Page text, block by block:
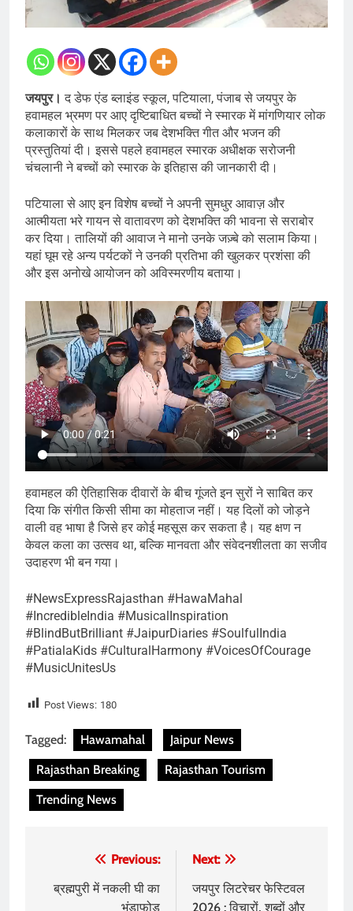
जयपुर।द डेफ एंड ब्लाइंड स्कूल, पटियाला, पंजाब से जयपुर के
हवामहल भ्रमण पर आए दृष्टिबाधित बच्चों ने स्मारक में मांगणियार लोक
कलाकारों के साथ मिलकर जब देशभक्ति गीत और भजन की
प्रस्तुतियां दी। इससे पहले हवामहल स्मारक अधीक्षक सरोजनी
चंचलानी ने बच्चों को स्मारक के इतिहास की जानकारी दी।
पटियाला से आए इन विशेष बच्चों ने अपनी सुमधुर आवाज़ और
आत्मीयता भरे गायन से वातावरण को देशभक्ति की भावना से सराबोर
कर दिया। तालियों की आवाज ने मानो उनके जज़्बे को सलाम किया।
यहां घूम रहे अन्य पर्यटकों ने उनकी प्रतिभा की खुलकर प्रशंसा की
और इस अनोखे आयोजन को अविस्मरणीय बताया।
हवामहल की ऐतिहासिक दीवारों के बीच गूंजते इन सुरों ने साबित कर
दिया कि संगीत किसी सीमा का मोहताज नहीं। यह दिलों को जोड़ने
वाली वह भाषा है जिसे हर कोई महसूस कर सकता है। यह क्षण न
केवल कला का उत्सव था, बल्कि मानवता और संवेदनशीलता का सजीव
उदाहरण भी बन गया।
#NewsExpressRajasthan #HawaMahal
#IncredibleIndia #MusicalInspiration
#BlindButBrilliant #JaipurDiaries #SoulfulIndia
#PatialaKids #CulturalHarmony #VoicesOfCourage
#MusicUnitesUs
Post Views: 180
Tagged: Hawamahal
Jaipur News
Rajasthan Breaking
Rajasthan Tourism
Trending News
navigation
Previous:
ब्रह्मपुरी में नकली घी का
भंडाफोड़
Next:
जयपुर लिटरेचर फेस्टिवल
2026 : विचारों, शब्दों और